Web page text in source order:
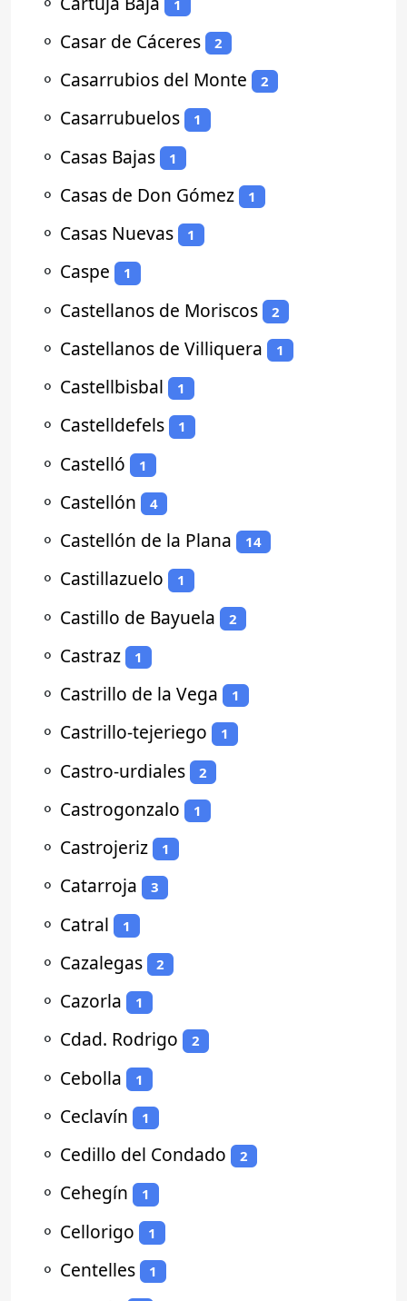
1
⚬ Casar de Cáceres 2
⚬ Casarrubios del Monte 2
⚬ Casarrubuelos 1
⚬ Casas Bajas 1
⚬ Casas de Don Gómez 1
⚬ Casas Nuevas 1
⚬ Caspe 1
⚬ Castellanos de Moriscos 2
⚬ Castellanos de Villiquera 1
⚬ Castellbisbal 1
⚬ Castelldefels 1
⚬ Castelló 1
⚬ Castellón 4
⚬ Castellón de la Plana 14
⚬ Castillazuelo 1
⚬ Castillo de Bayuela 2
⚬ Castraz 1
⚬ Castrillo de la Vega 1
⚬ Castrillo-tejeriego 1
⚬ Castro-urdiales 2
⚬ Castrogonzalo 1
⚬ Castrojeriz 1
⚬ Catarroja 3
⚬ Catral 1
⚬ Cazalegas 2
⚬ Cazorla 1
⚬ Cdad. Rodrigo 2
⚬ Cebolla 1
⚬ Ceclavín 1
⚬ Cedillo del Condado 2
⚬ Cehegín 1
⚬ Cellorigo 1
⚬ Centelles 1